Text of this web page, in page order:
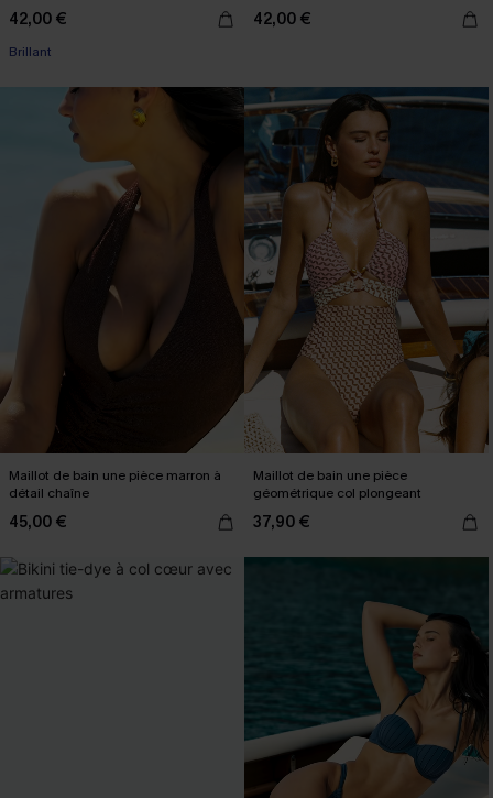
42,00 €
Brillant
42,00 €
Maillot de bain une pièce marron à
détail chaîne
45,00 €
Maillot de bain une pièce
géométrique col plongeant
37,90 €